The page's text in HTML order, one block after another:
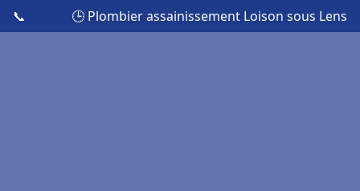
📞 🕒 Plombier assainissement Loison sous Lens